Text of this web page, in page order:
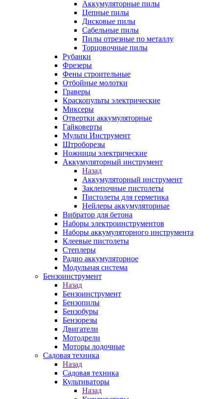
Аккумуляторные пилы
Цепные пилы
Дисковые пилы
Сабельные пилы
Пилы отрезные по металлу
Торцовочные пилы
Рубанки
Фрезеры
Фены строительные
Отбойные молотки
Граверы
Краскопульты электрические
Миксеры
Отвертки аккумуляторные
Гайковерты
Мульти Инструмент
Штроборезы
Ножницы электрические
Аккумуляторный инструмент
Назад
Аккумуляторный инструмент
Заклепочные пистолеты
Пистолеты для герметика
Нейлеры аккумуляторные
Вибратор для бетона
Наборы электроинструментов
Наборы аккумуляторного инструмента
Клеевые пистолеты
Степлеры
Радио аккумуляторное
Модульная система
Бензоинструмент
Назад
Бензоинструмент
Бензопилы
Бензобуры
Бензорезы
Двигатели
Мотодрели
Моторы лодочные
Садовая техника
Назад
Садовая техника
Культиваторы
Назад